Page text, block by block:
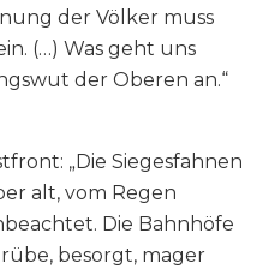
der Völker muss
(…) Was geht uns
der Oberen an.“
„Die Siegesfahnen
alt, vom Regen
Die Bahnhöfe
besorgt, mager